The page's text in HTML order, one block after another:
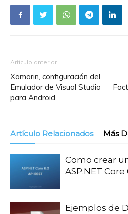
Artículo anterior
Xamarin, configuración del
Emulador de Visual Studio
para Android
Artículo Relacionados Más
Como crear
ASP.NET Core
Ejemplos de